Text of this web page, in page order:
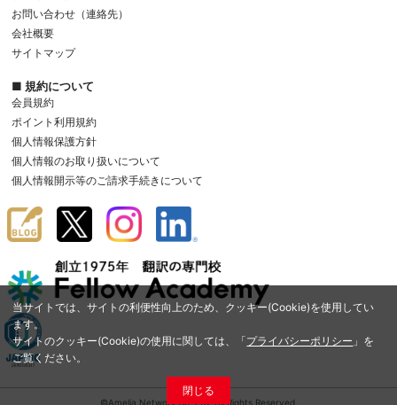
当サイトでは、サイトの利便性向上のため、クッキー(Cookie)を使用してい
ます。
サイトのクッキー(Cookie)の使用に関しては、「プライバシーポリシー 」を
ご覧ください。
閉じる
お問い合わせ（連絡先）
会社概要
サイトマップ
■ 規約について
会員規約
ポイント利用規約
個人情報保護方針
個人情報のお取り扱いについて
個人情報開示等のご請求手続きについて
©Amelia Network Co.,Ltd. All Rights Reserved.